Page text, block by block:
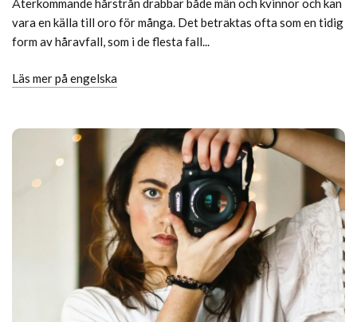
Återkommande hårstrån drabbar både män och kvinnor och kan
vara en källa till oro för många. Det betraktas ofta som en tidig
form av håravfall, som i de flesta fall...
Läs mer på engelska